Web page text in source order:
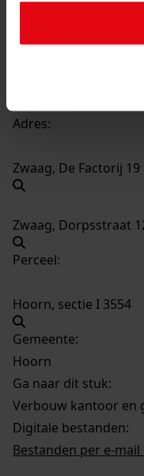
Adres:
Zwaag, De Factorij 19
Zwaag, Dorpsstraat
Perceel:
Hoorn, sectie I 3554
Gemeente:
Hoorn
Ga naar dit stuk:
Verbouw kantoor en
Digitale bestanden:
Bestanden per e-